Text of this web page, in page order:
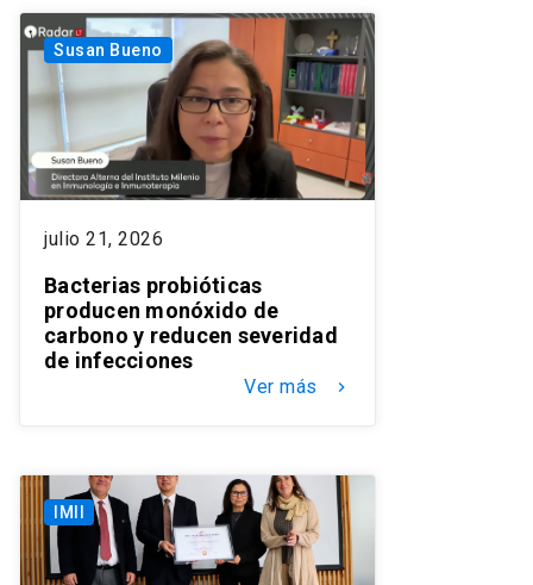
Susan Bueno
julio 21, 2026
Bacterias probióticas
producen monóxido de
carbono y reducen severidad
de infecciones
Ver más keyboard_arrow_right
IMII